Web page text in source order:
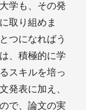
学も、その発
取り組めま
つになればう
、積極的に学
スキルを培っ
発表に加え、
で、論文の実